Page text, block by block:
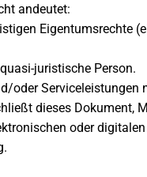
andeutet:
Eigentumsrechte
juristische Person.
oder Serviceleistungen
dieses Dokument,
oder